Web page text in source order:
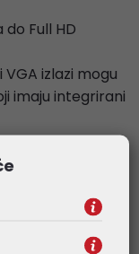
Full HD
izlazi mogu
imaju integrirani
od vrste
Codec)